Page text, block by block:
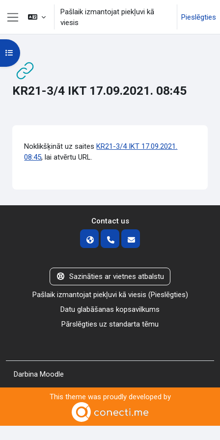
Atvērt galveno saturu
Sānu panelis
Pašlaik izmantojat piekļuvi kā
viesis
Pieslēgties
KR21-3/4 IKT 17.09.2021. 08:45
Atvērt kursu indeksu
Noklikšķināt uz saitesKR21-3/4 IKT 17.09.2021.
08:45, lai atvērtu URL.
Contact us
Sazināties ar vietnes atbalstu
Pašlaik izmantojat piekļuvi kā viesis (Pieslēgties)
Datu glabāšanas kopsavilkums
Pārslēgties uz standarta tēmu
Darbina Moodle
This theme was proudly developed by